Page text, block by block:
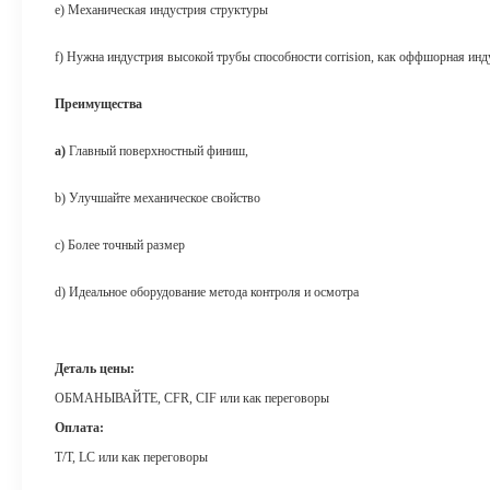
e) Механическая индустрия структуры
f) Нужна индустрия высокой трубы способности corrision, как оффшорная
Преимущества
a) Главный поверхностный финиш,
b) Улучшайте механическое свойство
c) Более точный размер
d) Идеальное оборудование метода контроля и осмотра
Деталь цены:
ОБМАНЫВАЙТЕ, CFR, CIF или как переговоры
Оплата:
T/T, LC или как переговоры